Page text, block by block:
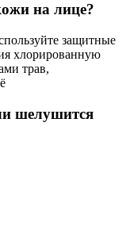
на лице?
защитные
хлорированную
трав,
шелушится